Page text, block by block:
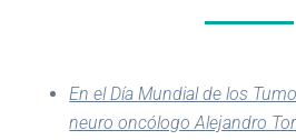
En el Día Mundial de los
neuro oncólogo Alejandro